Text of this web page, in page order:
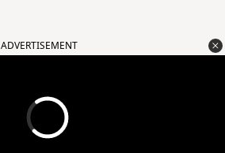
ADVERTISEMENT